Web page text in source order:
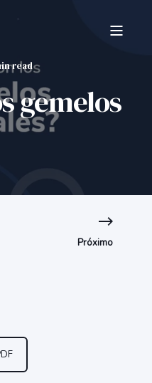
read
gemelos
Próximo